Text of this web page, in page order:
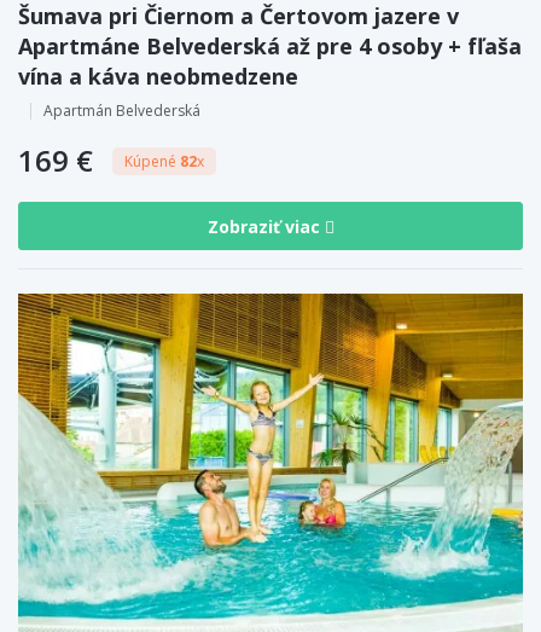
Šumava pri Čiernom a Čertovom jazere v
Apartmáne Belvederská až pre 4 osoby + fľaša
vína a káva neobmedzene
Apartmán Belvederská
169 € Kúpené 82x
Zobraziť viac